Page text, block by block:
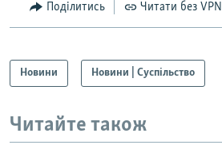
Поділитись Читати без VPN
Новини Новини | Суспільство
Читайте також